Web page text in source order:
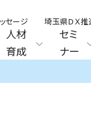
人材
育成
セミ
ナー
セージ 埼玉県ＤＸ推